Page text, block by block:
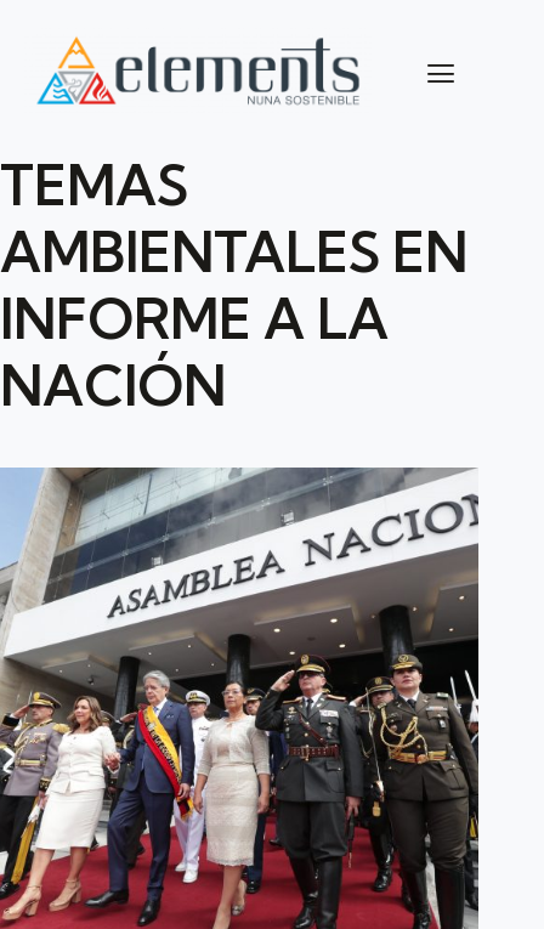
TEMAS
AMBIENTALES EN
INFORME A LA
NACIÓN